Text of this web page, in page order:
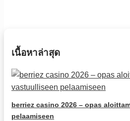
เนื้อหาล่าสุด
berriez casino 2026 – opas
pelaamiseen